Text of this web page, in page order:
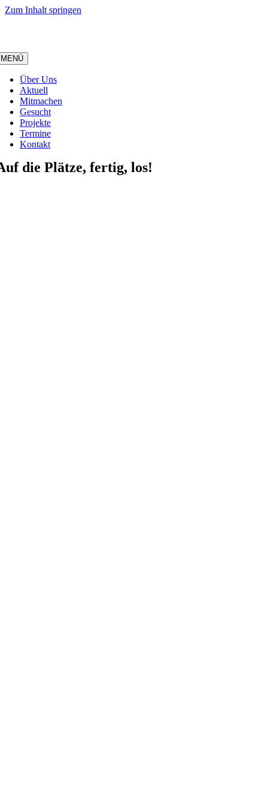
Zum Inhalt springen
MENÜ
Über Uns
Aktuell
Mitmachen
Gesucht
Projekte
Termine
Kontakt
die Plätze, fertig, los!